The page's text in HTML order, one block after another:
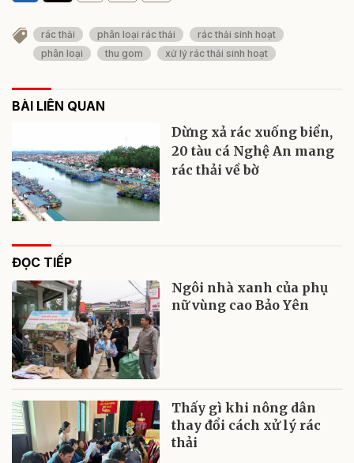
rác thải phân loại rác thải
rác thải sinh hoạt
phân loại
thu gom xử lý rác thải sinh hoạt
BÀI LIÊN QUAN
Dừng xả rác xuống biển,
20 tàu cá Nghệ An mang
rác thải về bờ
ĐỌC TIẾP
Ngôi nhà xanh của phụ
nữ vùng cao Bảo Yên
Thấy gì khi nông dân
thay đổi cách xử lý rác
thải